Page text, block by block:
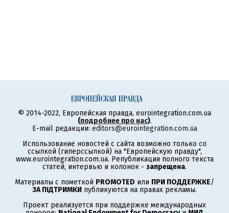
© 2014-2022, Европейская правда, eurointegration.com.ua
(подробнее про нас).
E-mail редакции: editors@eurointegration.com.ua
Использование новостей с сайта возможно только со
ссылкой (гиперссылкой) на "Европейскую правду",
www.eurointegration.com.ua. Републикация полного текста
статей, интервью и колонок - запрещена.
Материалы с пометкой PROMOTED или ПРИ ПОДДЕРЖКЕ/
ЗА ПІДТРИМКИ публикуются на правах рекламы.
Проект реализуется при поддержке международных